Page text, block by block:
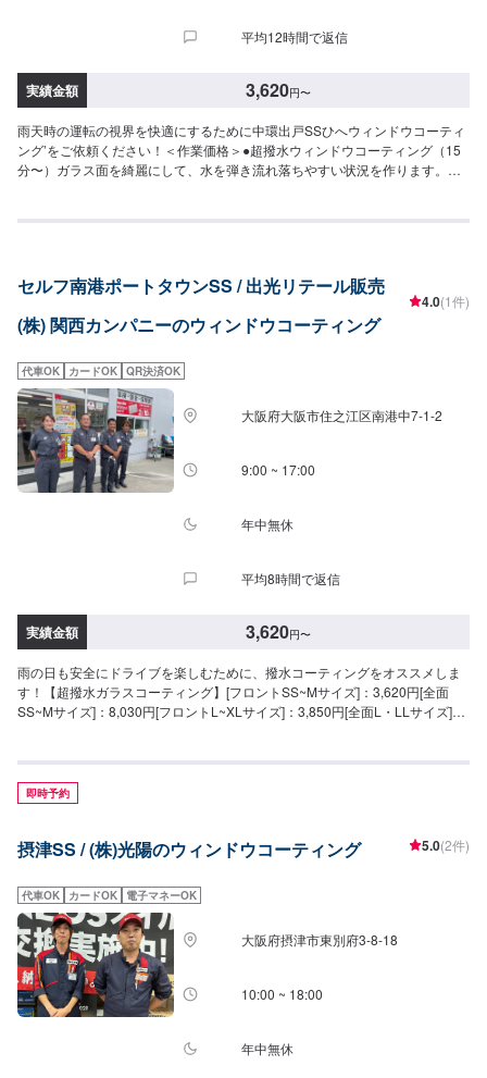
平均12時間で返信
実績金額 3,620円〜
雨天時の運転の視界を快適にするために中環出戸SSひへウィンドウコーティ
ング’をご依頼ください！＜作業価格＞●超撥水ウィンドウコーティング（15
分〜）ガラス面を綺麗にして、水を弾き流れ落ちやすい状況を作ります。◆
円（XLサイズ）●油膜取り（15分〜）雨天時に視界をさまたあげつぎらつく
セルフ南港ポートタウンSS / 出光リテール販売
(株) 関西カンパニーのウィンドウコーティング
4.0(1件)
代車OK カードOK QR決済OK
大阪府大阪市住之江区南港中7-1-2
9:00 ~ 17:00
年中無休
平均8時間で返信
実績金額 3,620円〜
雨の日も安全にドライブを楽しむために、撥水コーティングをオススメしま
す！【超撥水ガラスコーティング】[フロントSS~Mサイズ]：3,620円[全面
SS~Mサイズ]：8,030円[フロントL~XLサイズ]：3,850円[全面L・LLサイズ]：
即時予約
摂津SS / (株)光陽のウィンドウコーティング 5.0(2件)
代車OK カードOK 電子マネーOK
大阪府摂津市東別府3-8-18
10:00 ~ 18:00
年中無休